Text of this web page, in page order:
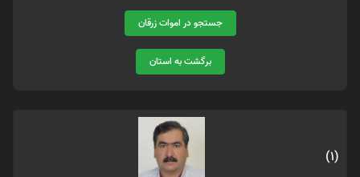
جستجو در اموات زرقان
برگشت به استان
(1)